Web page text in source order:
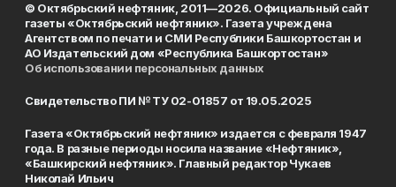
© Октябрьский нефтяник, 2011—2026. Официальный сайт
газеты «Октябрьский нефтяник». Газета учреждена
Агентством по печати и СМИ Республики Башкортостан и
АО Издательский дом «Республика Башкортостан»
Об использовании персональных данных
Свидетельство ПИ № ТУ 02-01857 от 19.05.2025
Газета «Октябрьский нефтяник» издается с февраля 1947
года. В разные периоды носила название «Нефтяник»,
«Башкирский нефтяник». Главный редактор Чукаев
Николай Ильич